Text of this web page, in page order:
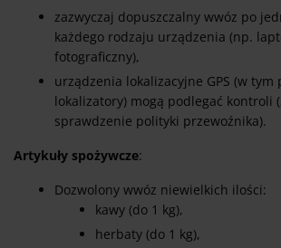
zazwyczaj dopuszczalny wwóz po
każdego rodzaju urządzenia (np.
fotograficzny),
urządzenia lokalizacyjne GPS (w tym
lokalizatory) mogą podlegać kontroli
sprawdzenie polityki przewoźnika).
Artykuły spożywcze:
Dozwolony wwóz niewielkich ilości:
kawy (do 1 kg),
herbaty (do 1 kg),